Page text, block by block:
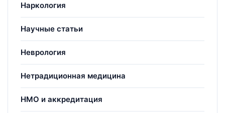
Наркология
Научные статьи
Неврология
Нетрадиционная медицина
НМО и аккредитация